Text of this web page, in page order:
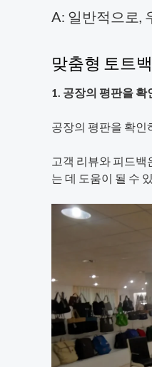
A: 일반적으로,
맞춤형 토트
1. 공장의 평판을 확
공장의 평판을 확인
고객 리뷰와 피드백
는 데 도움이 될 수